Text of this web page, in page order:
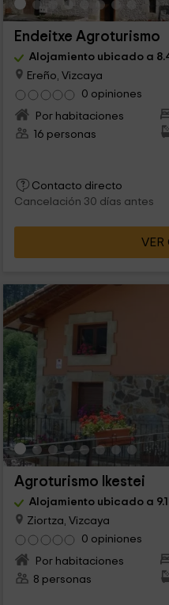
Endeitxe Agroturismo
Alojamiento ubicado a
Ereño, Vizcaya
0 opiniones
Por habitaciones
16 personas
Contacto directo
Cancelación 30 días antes
VER
Agroturismo Ikestei
Alojamiento ubicado a
Ziortza, Vizcaya
0 opiniones
Por habitaciones
8 personas